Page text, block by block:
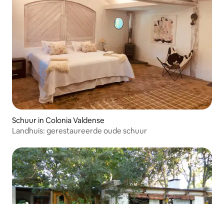
Schuur in Colonia Valdense
Landhuis: gerestaureerde oude schuur